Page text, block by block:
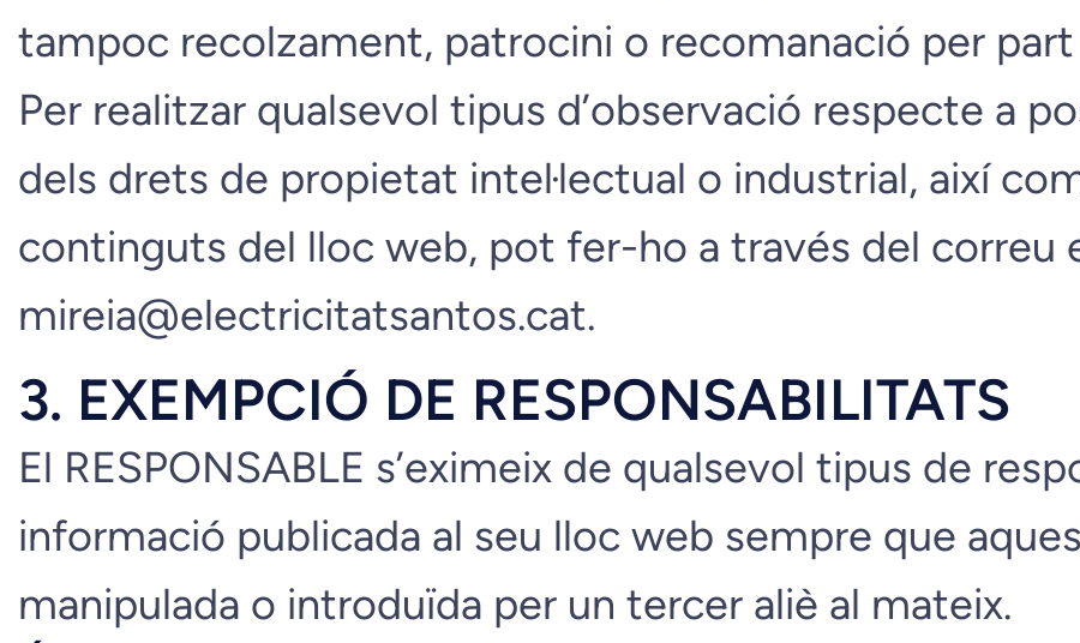
tampoc recolzament, patrocini o recomanació per
Per realitzar qualsevol tipus d’observació respecte a
dels drets de propietat intel·lectual o industrial, així
continguts del lloc web, pot fer-ho a través del correu
mireia@electricitatsantos.cat.
3. EXEMPCIÓ DE RESPONSABILITATS
El RESPONSABLE s’eximeix de qualsevol tipus de
informació publicada al seu lloc web sempre que
manipulada o introduïda per un tercer aliè al mateix.